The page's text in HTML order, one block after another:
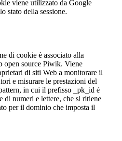
viene utilizzato da Google
stato della sessione.
di cookie è associato alla
open source Piwik. Viene
di siti Web a monitorare il
e misurare le prestazioni del
in cui il prefisso _pk_id è
di numeri e lettere, che si ritiene
per il dominio che imposta il